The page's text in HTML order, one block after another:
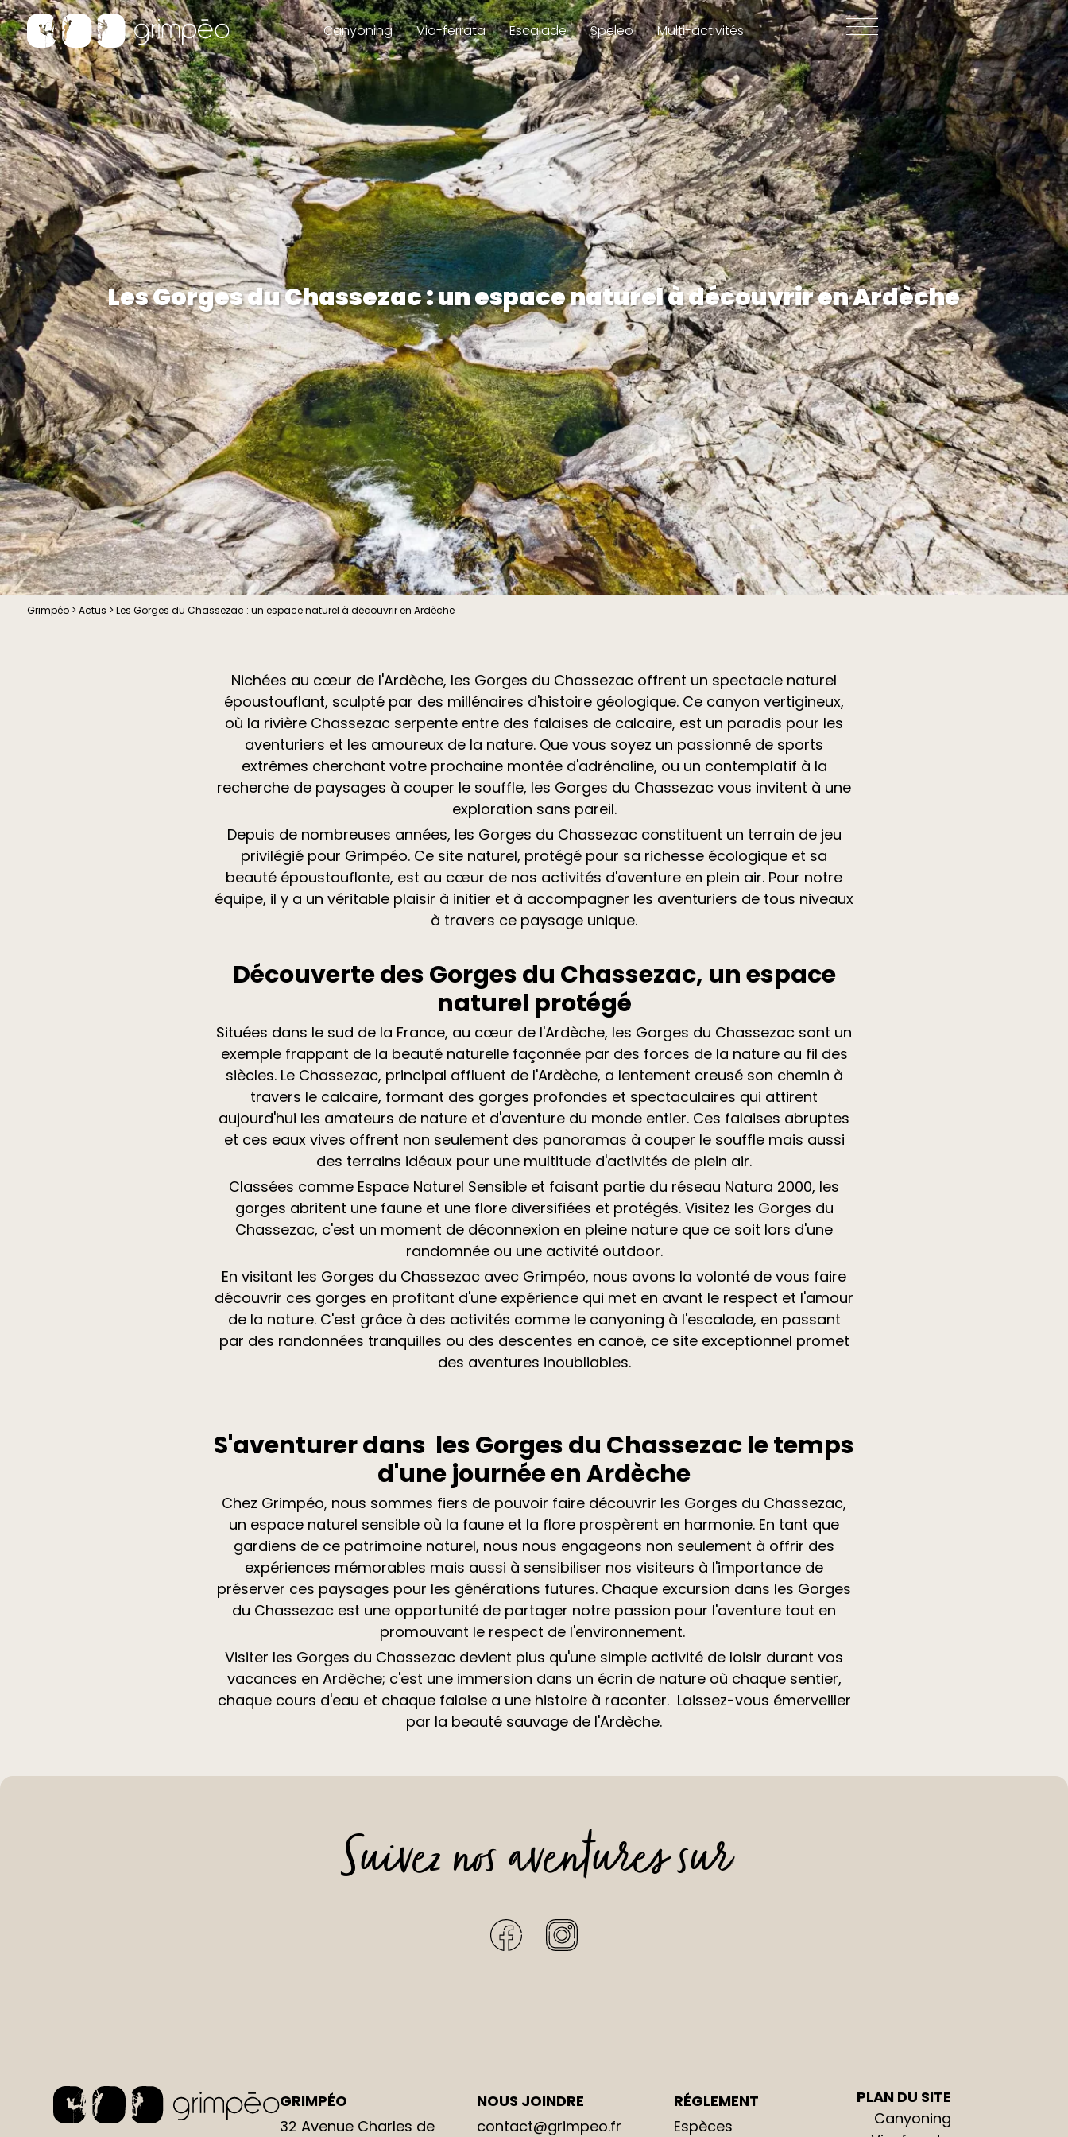
Canyoning Via-ferrata Escalade Speleo Multi-activités
Les Gorges du Chassezac : un espace naturel à découvrir en Ardèche
Grimpéo> Actus > Les Gorges du Chassezac : un espace naturel à découvrir en Ardèche
Nichées au cœur de l'Ardèche, les Gorges du Chassezac offrent un spectacle naturel
époustouflant, sculpté par des millénaires d'histoire géologique. Ce canyon vertigineux,
où la rivière Chassezac serpente entre des falaises de calcaire, est un paradis pour les
aventuriers et les amoureux de la nature. Que vous soyez un passionné de sports
extrêmes cherchant votre prochaine montée d'adrénaline, ou un contemplatif à la
recherche de paysages à couper le souffle, les Gorges du Chassezac vous invitent à une
exploration sans pareil.
Depuis de nombreuses années, les Gorges du Chassezac constituent un terrain de jeu
privilégié pour Grimpéo. Ce site naturel, protégé pour sa richesse écologique et sa
beauté époustouflante, est au cœur de nos activités d'aventure en plein air. Pour notre
équipe, il y a un véritable plaisir à initier et à accompagner les aventuriers de tous niveaux
à travers ce paysage unique.
Découverte des Gorges du Chassezac, un espace
naturel protégé
Situées dans le sud de la France, au cœur de l'Ardèche, les Gorges du Chassezac sont un
exemple frappant de la beauté naturelle façonnée par des forces de la nature au fil des
siècles. Le Chassezac, principal affluent de l'Ardèche, a lentement creusé son chemin à
travers le calcaire, formant des gorges profondes et spectaculaires qui attirent
aujourd'hui les amateurs de nature et d'aventure du monde entier. Ces falaises abruptes
et ces eaux vives offrent non seulement des panoramas à couper le souffle mais aussi
des terrains idéaux pour une multitude d'activités de plein air.
Classées comme Espace Naturel Sensible et faisant partie du réseau Natura 2000, les
gorges abritent une faune et une flore diversifiées et protégés. Visitez les Gorges du
Chassezac, c'est un moment de déconnexion en pleine nature que ce soit lors d'une
randomnée ou une activité outdoor.
En visitant les Gorges du Chassezac avec Grimpéo, nous avons la volonté de vous faire
découvrir ces gorges en profitant d'une expérience qui met en avant le respect et l'amour
de la nature. C'est grâce à des activités comme le canyoning à l'escalade, en passant
par des randonnées tranquilles ou des descentes en canoë, ce site exceptionnel promet
des aventures inoubliables.
S'aventurer dans les Gorges du Chassezac le temps
d'une journée en Ardèche
Chez Grimpéo, nous sommes fiers de pouvoir faire découvrir les Gorges du Chassezac,
un espace naturel sensible où la faune et la flore prospèrent en harmonie. En tant que
gardiens de ce patrimoine naturel, nous nous engageons non seulement à offrir des
expériences mémorables mais aussi à sensibiliser nos visiteurs à l'importance de
préserver ces paysages pour les générations futures. Chaque excursion dans les Gorges
du Chassezac est une opportunité de partager notre passion pour l'aventure tout en
promouvant le respect de l'environnement.
Visiter les Gorges du Chassezac devient plus qu'une simple activité de loisir durant vos
vacances en Ardèche; c'est une immersion dans un écrin de nature où chaque sentier,
chaque cours d'eau et chaque falaise a une histoire à raconter. Laissez-vous émerveiller
par la beauté sauvage de l'Ardèche.
Suivez nos aventures sur
GRIMPÉO
32 Avenue Charles de
NOUS JOINDRE
contact@grimpeo.fr
RÉGLEMENT
Espèces
PLAN DU SITE
Canyoning